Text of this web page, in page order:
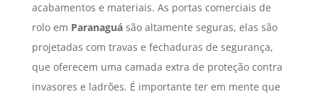
acabamentos e materiais. As portas comerciais de
rolo em Paranaguásão altamente seguras, elas são
projetadas com travas e fechaduras de segurança,
que oferecem uma camada extra de proteção contra
invasores e ladrões. É importante ter em mente que